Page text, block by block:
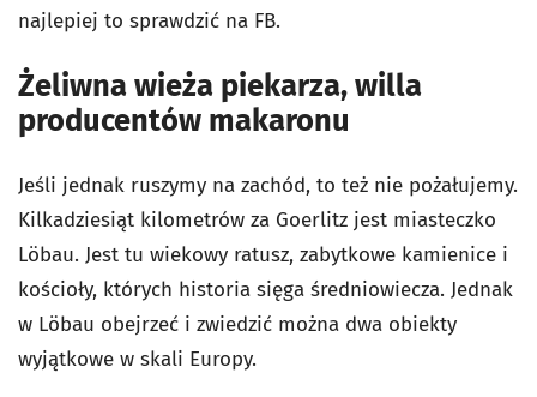
najlepiej to sprawdzić na FB.
Żeliwna wieża piekarza, willa
producentów makaronu
Jeśli jednak ruszymy na zachód, to też nie pożałujemy.
Kilkadziesiąt kilometrów za Goerlitz jest miasteczko
Löbau. Jest tu wiekowy ratusz, zabytkowe kamienice i
kościoły, których historia sięga średniowiecza. Jednak
w Löbau obejrzeć i zwiedzić można dwa obiekty
wyjątkowe w skali Europy.